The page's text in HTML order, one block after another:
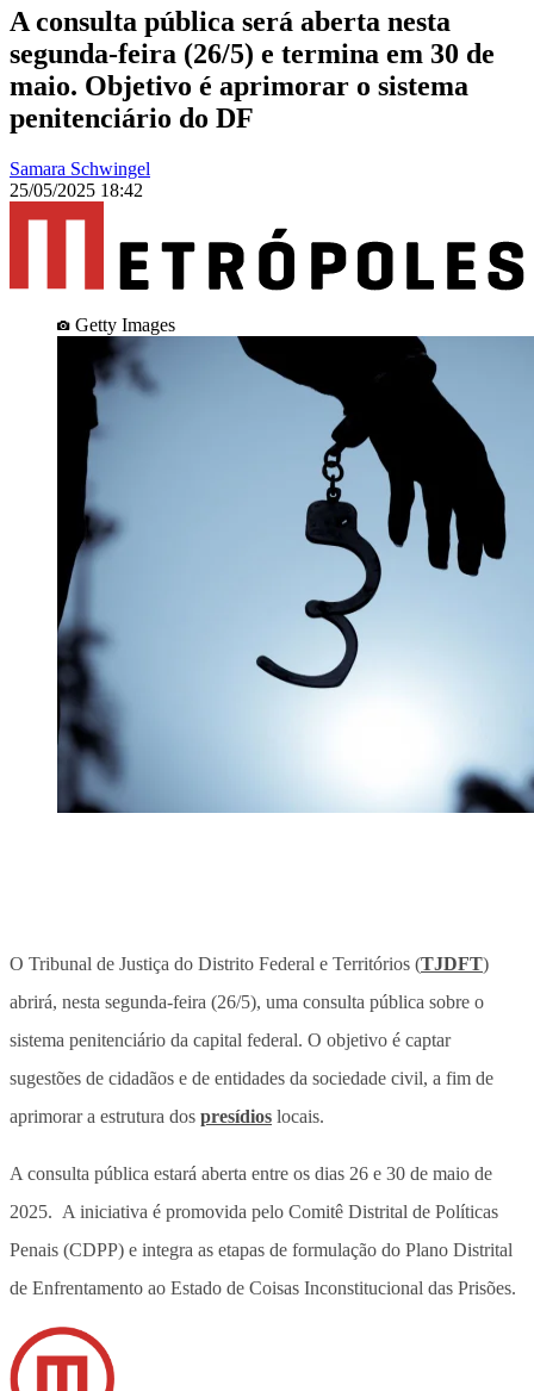
A consulta pública será aberta nesta
segunda-feira (26/5) e termina em 30 de
maio. Objetivo é aprimorar o sistema
penitenciário do DF
Samara Schwingel
25/05/2025 18:42
Getty Images
O Tribunal de Justiça do Distrito Federal e Territórios (TJDFT)
abrirá, nesta segunda-feira (26/5), uma consulta pública sobre o
sistema penitenciário da capital federal. O objetivo é captar
sugestões de cidadãos e de entidades da sociedade civil, a fim de
aprimorar a estrutura dos presídios locais.
A consulta pública estará aberta entre os dias 26 e 30 de maio de
2025. A iniciativa é promovida pelo Comitê Distrital de Políticas
Penais (CDPP) e integra as etapas de formulação do Plano Distrital
de Enfrentamento ao Estado de Coisas Inconstitucional das Prisões.